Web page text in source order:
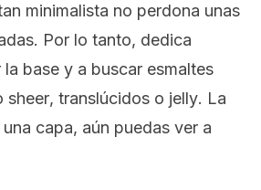
minimalista no perdona unas
Por lo tanto, dedica
base y a buscar esmaltes
sheer, translúcidos o jelly. La
capa, aún puedas ver a